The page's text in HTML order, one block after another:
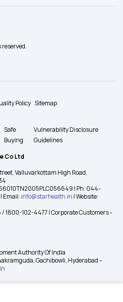
Policy Sitemap
Safe
Buying
Vulnerability Disclosure
Guidelines
Co Ltd
Valluvarkottam High Road,
| Ph: 044-
Email: info@starhealth.in | Website:
1800-102-4477 | Corporate Customers -
Authority Of India
Gachibowli, Hyderabad –